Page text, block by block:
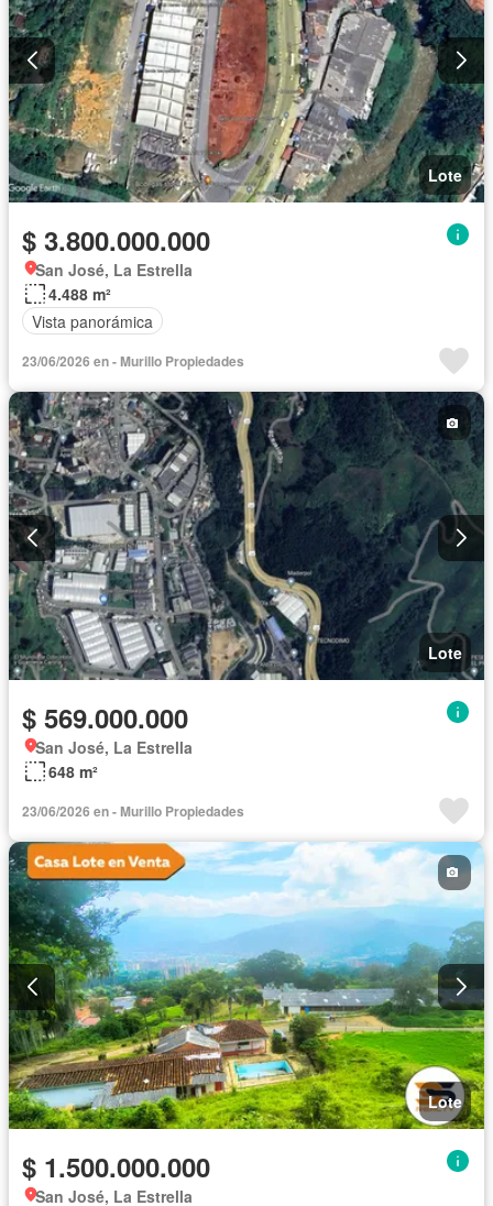
Lote
$ 3.800.000.000
San José, La Estrella
4.488 m²
Vista panorámica
23/06/2026 en - Murillo Propiedades
Lote
$ 569.000.000
San José, La Estrella
648 m²
23/06/2026 en - Murillo Propiedades
Lote
$ 1.500.000.000
San José, La Estrella